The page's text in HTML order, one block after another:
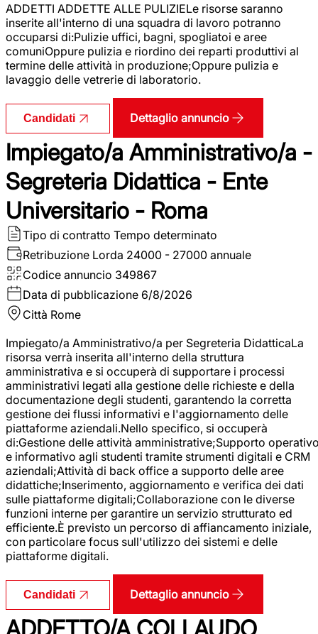
ADDETTI ADDETTE ALLE PULIZIELe risorse saranno
inserite all'interno di una squadra di lavoro potranno
occuparsi di:Pulizie uffici, bagni, spogliatoi e aree
comuniOppure pulizia e riordino dei reparti produttivi al
termine delle attività in produzione;Oppure pulizia e
lavaggio delle vetrerie di laboratorio.
Candidati Dettaglio annuncio
Impiegato/a Amministrativo/a -
Segreteria Didattica - Ente
Universitario - Roma
Tipo di contratto Tempo determinato
Retribuzione Lorda 24000 - 27000 annuale
Codice annuncio 349867
Data di pubblicazione 6/8/2026
Città Rome
Impiegato/a Amministrativo/a per Segreteria DidatticaLa
risorsa verrà inserita all'interno della struttura
amministrativa e si occuperà di supportare i processi
amministrativi legati alla gestione delle richieste e della
documentazione degli studenti, garantendo la corretta
gestione dei flussi informativi e l'aggiornamento delle
piattaforme aziendali.Nello specifico, si occuperà
di:Gestione delle attività amministrative;Supporto
e informativo agli studenti tramite strumenti digitali e CRM
aziendali;Attività di back office a supporto delle aree
didattiche;Inserimento, aggiornamento e verifica dei dati
sulle piattaforme digitali;Collaborazione con le diverse
funzioni interne per garantire un servizio strutturato ed
efficiente.È previsto un percorso di affiancamento iniziale,
con particolare focus sull'utilizzo dei sistemi e delle
piattaforme digitali.
Candidati Dettaglio annuncio
ADDETTO/A COLLAUDO